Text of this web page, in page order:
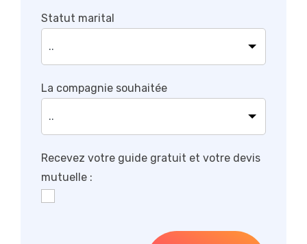
Statut marital
La compagnie souhaitée
Recevez votre guide gratuit et votre devis
mutuelle :